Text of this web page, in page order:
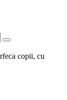
copii, cu